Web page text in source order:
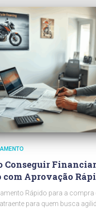
Conseguir
com Aprovação
Rápido para a
para quem busca